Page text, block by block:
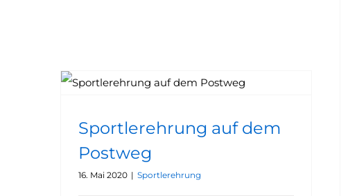
Sportlerehrung auf dem
Postweg
16. Mai 2020 | Sportlerehrung